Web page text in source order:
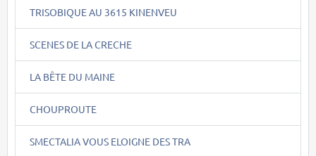
TRISOBIQUE AU 3615 KINENVEU
SCENES DE LA CRECHE
LA BÊTE DU MAINE
CHOUPROUTE
SMECTALIA VOUS ELOIGNE DES TRA